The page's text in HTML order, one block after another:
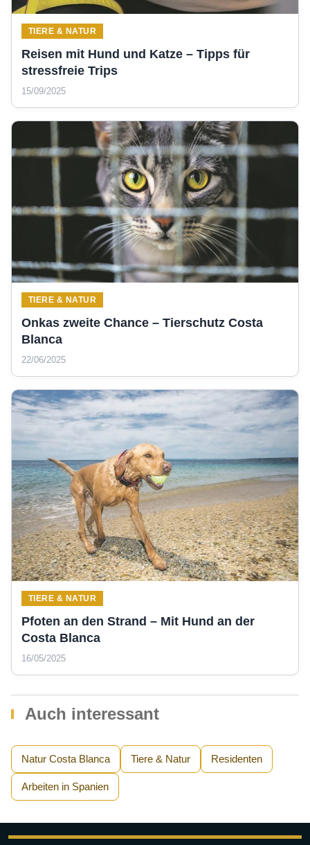
TIERE & NATUR
Reisen mit Hund und Katze – Tipps für
stressfreie Trips
15/09/2025
TIERE & NATUR
Onkas zweite Chance – Tierschutz Costa
Blanca
22/06/2025
TIERE & NATUR
Pfoten an den Strand – Mit Hund an der
Costa Blanca
16/05/2025
Auch interessant
Natur Costa Blanca Tiere & Natur Residenten
Arbeiten in Spanien